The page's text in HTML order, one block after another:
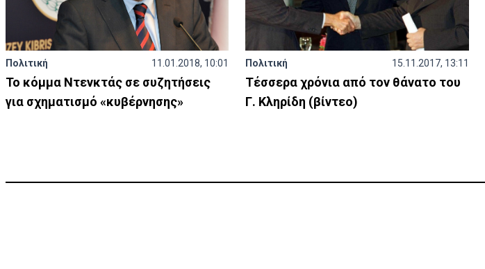
Πολιτική 11.01.2018, 10:01
Το κόμμα Ντενκτάς σε συζητήσεις
για σχηματισμό «κυβέρνησης»
Πολιτική 15.11.2017, 13:11
Τέσσερα χρόνια από τον θάνατο του
Γ. Κληρίδη (βίντεο)